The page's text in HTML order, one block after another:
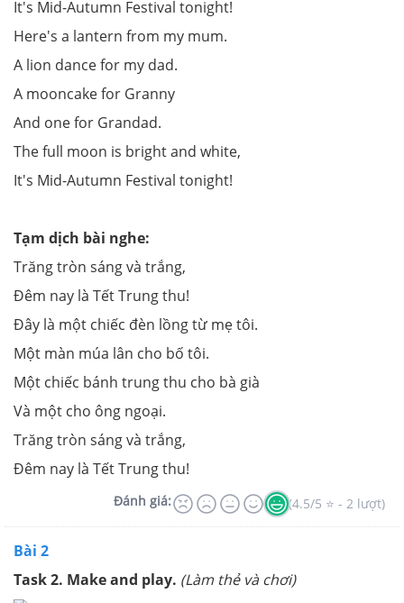
It's Mid-Autumn Festival tonight!
Here's a lantern from my mum.
A lion dance for my dad.
A mooncake for Granny
And one for Grandad.
The full moon is bright and white,
It's Mid-Autumn Festival tonight!
Tạm dịch bài nghe:
Trăng tròn sáng và trắng,
Đêm nay là Tết Trung thu!
Đây là một chiếc đèn lồng từ mẹ tôi.
Một màn múa lân cho bố tôi.
Một chiếc bánh trung thu cho bà già
Và một cho ông ngoại.
Trăng tròn sáng và trắng,
Đêm nay là Tết Trung thu!
Đánh giá: (4.5/5 ⭐ - 2 lượt)
Bài 2
Task 2. Make and play. (Làm thẻ và chơi)